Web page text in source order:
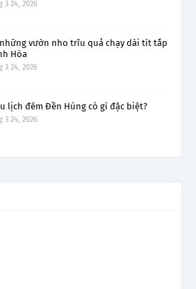
3 24, 2026
vườn nho trĩu quả chạy dài tít tắp
Hòa
3 24, 2026
lịch đêm Đền Hùng có gì đặc biệt?
3 24, 2026